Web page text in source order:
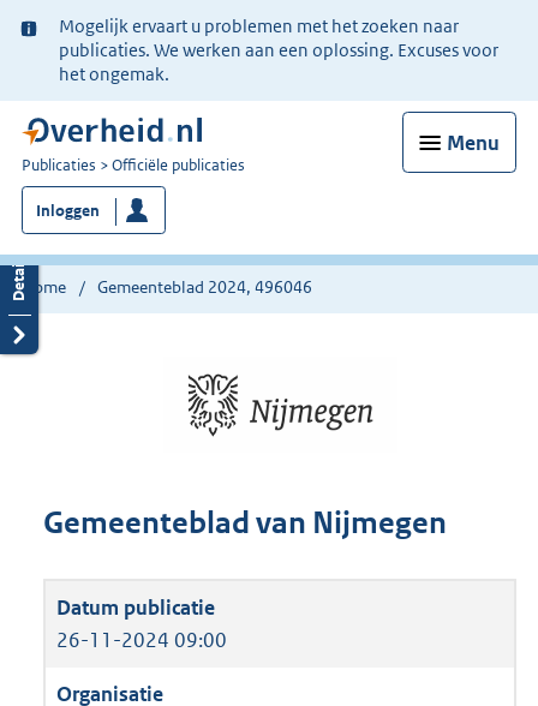
Ter
informatie:
Mogelijk ervaart u problemen met het zoeken naar
publicaties. We werken aan een oplossing. Excuses voor
het ongemak.
Menu
U
bent
nu
hier:
Publicaties Officiële publicaties
Inloggen
Home Gemeenteblad 2024, 496046
Gemeenteblad van Nijmegen
26-11-2024 09:00